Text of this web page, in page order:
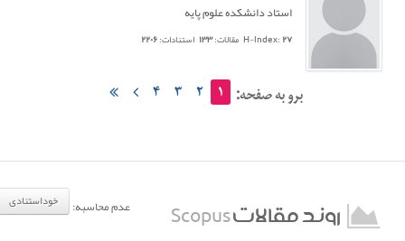
استاد دانشکده علوم پایه
H-Index: ۲۷ مقالات:۱۳۳ استنادات:۲۲۰۶
برو به صفحه: ۱ ۲ ۳ ۴
روند مقالاتScopus عدم محاسبه: خوداستنادی